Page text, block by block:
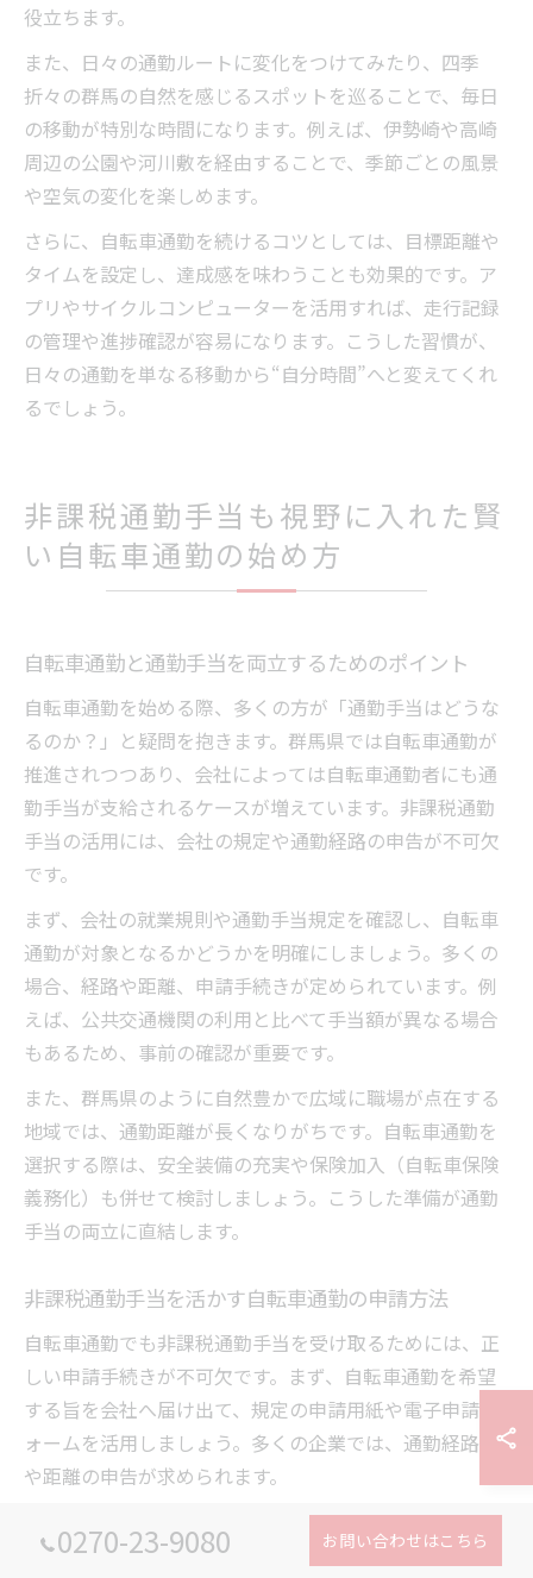
役立ちます。
また、日々の通勤ルートに変化をつけてみたり、四季
折々の群馬の自然を感じるスポットを巡ることで、毎日
の移動が特別な時間になります。例えば、伊勢崎や高崎
周辺の公園や河川敷を経由することで、季節ごとの風景
や空気の変化を楽しめます。
さらに、自転車通勤を続けるコツとしては、目標距離や
タイムを設定し、達成感を味わうことも効果的です。ア
プリやサイクルコンピューターを活用すれば、走行記録
の管理や進捗確認が容易になります。こうした習慣が、
日々の通勤を単なる移動から“自分時間”へと変えてくれ
るでしょう。
非課税通勤手当も視野に入れた賢
い自転車通勤の始め方
自転車通勤と通勤手当を両立するためのポイント
自転車通勤を始める際、多くの方が「通勤手当はどうな
るのか？」と疑問を抱きます。群馬県では自転車通勤が
推進されつつあり、会社によっては自転車通勤者にも通
勤手当が支給されるケースが増えています。非課税通勤
手当の活用には、会社の規定や通勤経路の申告が不可欠
です。
まず、会社の就業規則や通勤手当規定を確認し、自転車
通勤が対象となるかどうかを明確にしましょう。多くの
場合、経路や距離、申請手続きが定められています。例
えば、公共交通機関の利用と比べて手当額が異なる場合
もあるため、事前の確認が重要です。
また、群馬県のように自然豊かで広域に職場が点在する
地域では、通勤距離が長くなりがちです。自転車通勤を
選択する際は、安全装備の充実や保険加入（自転車保険
義務化）も併せて検討しましょう。こうした準備が通勤
手当の両立に直結します。
非課税通勤手当を活かす自転車通勤の申請方法
自転車通勤でも非課税通勤手当を受け取るためには、正
しい申請手続きが不可欠です。まず、自転車通勤を希望
する旨を会社へ届け出て、規定の申請用紙や電子申請フ
ォームを活用しましょう。多くの企業では、通勤経路図
や距離の申告が求められます。
申請時には、実際に利用する最短経路や、群馬県特有の
起伏や道路状況も考慮して記載することがトラブル防止
0270-23-9080 お問い合わせはこちら